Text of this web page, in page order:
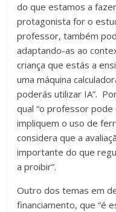
do que estamos a
protagonista for o
professor, também
adaptando-as ao
criança que estás a
uma máquina
poderás utilizar IA”.
qual “o professor
impliquem o uso de
considera que a
importante do que
a proibir”.
Outro dos temas em
financiamento, que “é